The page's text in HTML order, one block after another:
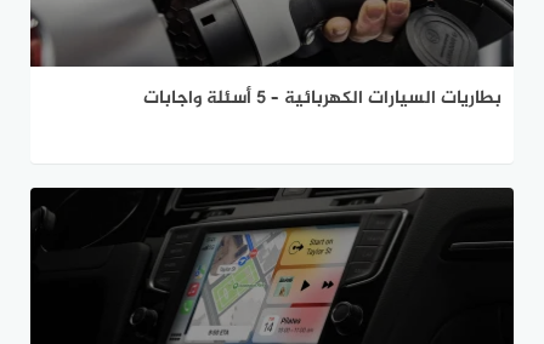
بطاريات السيارات الكهربائية – 5 أسئلة واجابات